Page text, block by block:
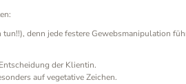
denn jede festere Gewebsmanipulation
der Klientin.
auf vegetative Zeichen.